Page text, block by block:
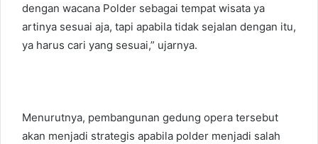
dengan wacana Polder sebagai tempat wisata ya
artinya sesuai aja, tapi apabila tidak sejalan dengan itu,
ya harus cari yang sesuai,” ujarnya.
Menurutnya, pembangunan gedung opera tersebut
akan menjadi strategis apabila polder menjadi salah